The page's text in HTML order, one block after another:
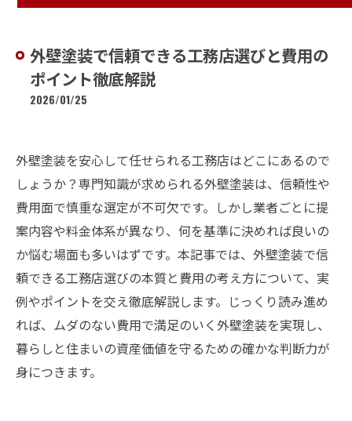
外壁塗装で信頼できる工務店選びと費用の
ポイント徹底解説
2026/01/25
外壁塗装を安心して任せられる工務店はどこにあるので
しょうか？専門知識が求められる外壁塗装は、信頼性や
費用面で慎重な選定が不可欠です。しかし業者ごとに提
案内容や料金体系が異なり、何を基準に決めれば良いの
か悩む場面も多いはずです。本記事では、外壁塗装で信
頼できる工務店選びの本質と費用の考え方について、実
例やポイントを交え徹底解説します。じっくり読み進め
れば、ムダのない費用で満足のいく外壁塗装を実現し、
暮らしと住まいの資産価値を守るための確かな判断力が
身につきます。